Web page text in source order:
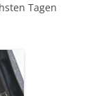
Tagen